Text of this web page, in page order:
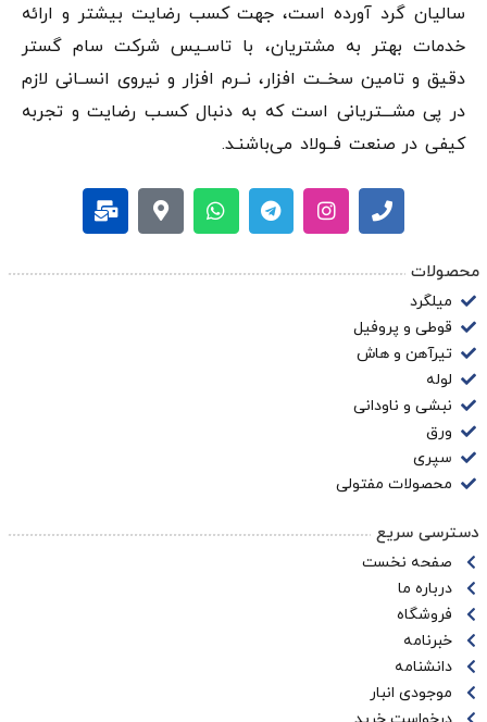
سالیان گرد آورده است، جهت کسب رضایت بیشتر و ارائه
خدمات بهتر به مشتریان، با تاسـیس شرکت سام گستر
دقيق و تامین سخــت افزار، نــرم افزار و نیروی انســانی لازم
در پی مشـــتریانی است که به دنبال کسـب رضایت و تجربه
کیفی در صنعت فــولاد می‌باشنـد.
محصولات
میلگرد
قوطی و پروفیل
تیرآهن و هاش
لوله
نبشی و ناودانی
ورق
سپری
محصولات مفتولی
دسترسی سریع
صفحه نخست
درباره ما
فروشگاه
خبرنامه
دانشنامه
موجودی انبار